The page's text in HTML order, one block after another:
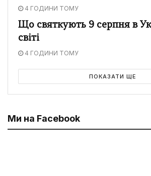
4 ГОДИНИ ТОМУ
Що святкують 9 серпня в
світі
4 ГОДИНИ ТОМУ
ПОКАЗАТИ ЩЕ
Ми на Facebook